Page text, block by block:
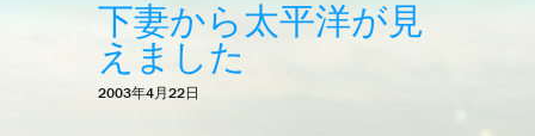
下妻から太平洋が見
えました
2003年4月22日